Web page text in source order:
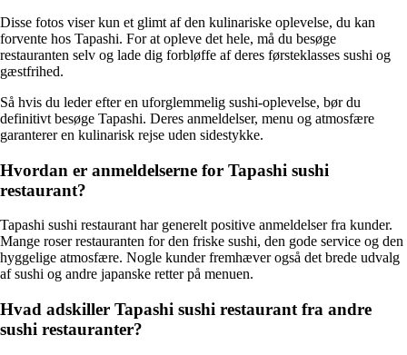
Disse fotos viser kun et glimt af den kulinariske oplevelse, du kan
forvente hos Tapashi. For at opleve det hele, må du besøge
restauranten selv og lade dig forbløffe af deres førsteklasses sushi og
gæstfrihed.
Så hvis du leder efter en uforglemmelig sushi-oplevelse, bør du
definitivt besøge Tapashi. Deres anmeldelser, menu og atmosfære
garanterer en kulinarisk rejse uden sidestykke.
Hvordan er anmeldelserne for Tapashi sushi
restaurant?
Tapashi sushi restaurant har generelt positive anmeldelser fra kunder.
Mange roser restauranten for den friske sushi, den gode service og den
hyggelige atmosfære. Nogle kunder fremhæver også det brede udvalg
af sushi og andre japanske retter på menuen.
Hvad adskiller Tapashi sushi restaurant fra andre
sushi restauranter?